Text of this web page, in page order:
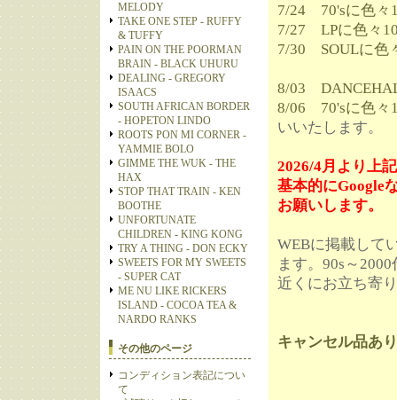
MELODY
TAKE ONE STEP - RUFFY
& TUFFY
PAIN ON THE POORMAN
BRAIN - BLACK UHURU
DEALING - GREGORY
ISAACS
SOUTH AFRICAN BORDER
- HOPETON LINDO
ROOTS PON MI CORNER -
YAMMIE BOLO
GIMME THE WUK - THE
HAX
STOP THAT TRAIN - KEN
BOOTHE
UNFORTUNATE
CHILDREN - KING KONG
TRY A THING - DON ECKY
SWEETS FOR MY SWEETS
- SUPER CAT
ME NU LIKE RICKERS
ISLAND - COCOA TEA &
NARDO RANKS
その他のページ
コンディション表記につい
て
7/24 70'sに色々
7/27 LPに色々
7/30 SOULに色
8/03
8/06 70'sに色々
いいたします。
2026/4月より上
基本的にGoogle
お願いします。
WEBに掲載して
ます。90s～
近くにお立ち寄
キャンセル品あ